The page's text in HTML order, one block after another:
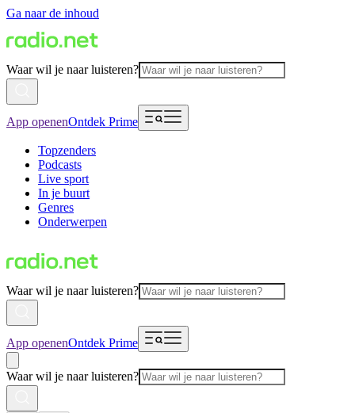
Ga naar de inhoud
Waar wil je naar luisteren?
App openenOntdek Prime
Topzenders
Podcasts
Live sport
In je buurt
Genres
Onderwerpen
Waar wil je naar luisteren?
App openenOntdek Prime
Waar wil je naar luisteren?